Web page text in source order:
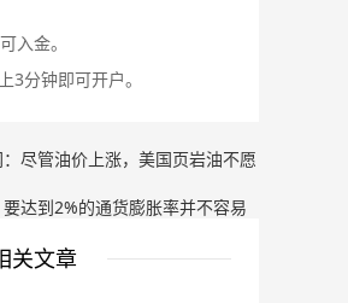
入金。
3分钟即可开户。
尽管油价上涨，美国页岩油不愿
达到2%的通货膨胀率并不容易
关文章